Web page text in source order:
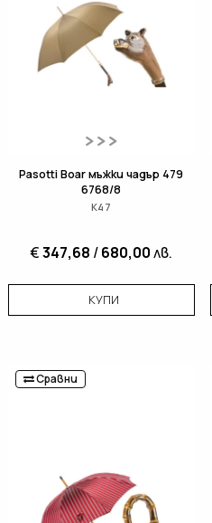
Pasotti Boar мъжки чадър 479
6768/8
К47
€347,68 /680,00лв.
КУПИ
Сравни